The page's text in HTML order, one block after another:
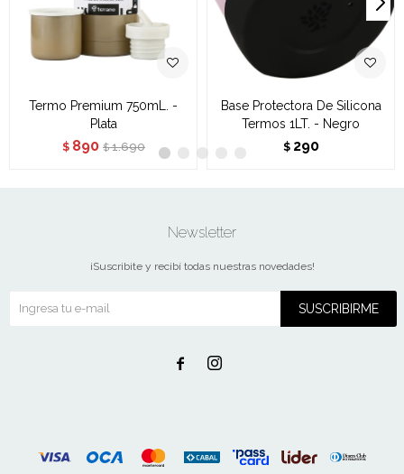
Termo Premium 750mL. -
Plata
$ 890 $ 1.690
Base Protectora De Silicona
Termos 1LT. - Negro
$ 290
Newsletter
¡Suscribite y recibí todas nuestras novedades!
SUSCRIBIRME
 